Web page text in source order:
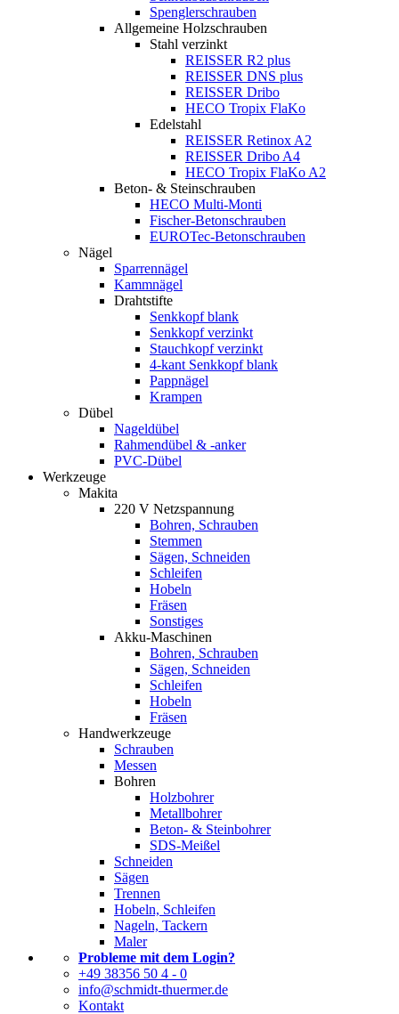
Spenglerschrauben
Allgemeine Holzschrauben
Stahl verzinkt
REISSER R2 plus
REISSER DNS plus
REISSER Dribo
HECO Tropix FlaKo
Edelstahl
REISSER Retinox A2
REISSER Dribo A4
HECO Tropix FlaKo A2
Beton- & Steinschrauben
HECO Multi-Monti
Fischer-Betonschrauben
EUROTec-Betonschrauben
Nägel
Sparrennägel
Kammnägel
Drahtstifte
Senkkopf blank
Senkkopf verzinkt
Stauchkopf verzinkt
4-kant Senkkopf blank
Pappnägel
Krampen
Dübel
Nageldübel
Rahmendübel & -anker
PVC-Dübel
Werkzeuge
Makita
220 V Netzspannung
Bohren, Schrauben
Stemmen
Sägen, Schneiden
Schleifen
Hobeln
Fräsen
Sonstiges
Akku-Maschinen
Bohren, Schrauben
Sägen, Schneiden
Schleifen
Hobeln
Fräsen
Handwerkzeuge
Schrauben
Messen
Bohren
Holzbohrer
Metallbohrer
Beton- & Steinbohrer
SDS-Meißel
Schneiden
Sägen
Trennen
Hobeln, Schleifen
Nageln, Tackern
Maler
Probleme mit dem Login?
+49 38356 50 4 - 0
info@schmidt-thuermer.de
Kontakt